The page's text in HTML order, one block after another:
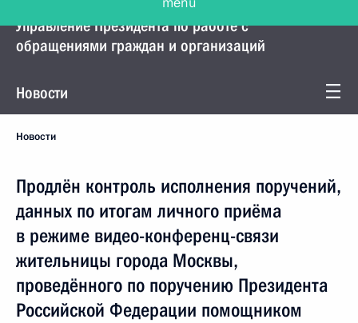
Управление Президента по работе с
обращениями граждан и организаций
Новости
Новости
Продлён контроль исполнения поручений,
данных по итогам личного приёма
в режиме видео-конференц-связи
жительницы города Москвы,
проведённого по поручению Президента
Российской Федерации помощником